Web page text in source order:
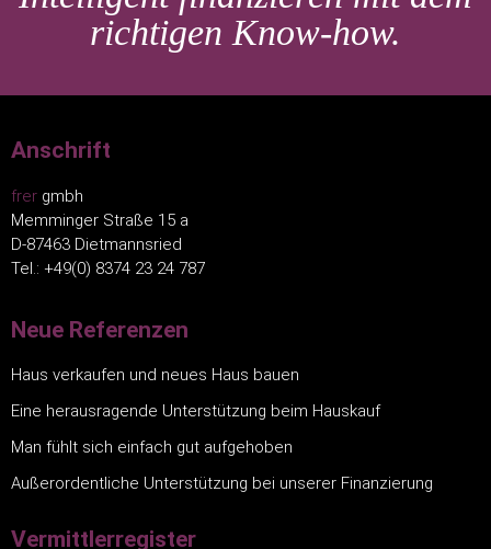
richtigen Know-how.
Anschrift
frer gmbh
Memminger Straße 15 a
D-87463 Dietmannsried
Tel.: +49(0) 8374 23 24 787
Neue Referenzen
Haus verkaufen und neues Haus bauen
Eine herausragende Unterstützung beim Hauskauf
Man fühlt sich einfach gut aufgehoben
Außerordentliche Unterstützung bei unserer Finanzierung
Vermittlerregister